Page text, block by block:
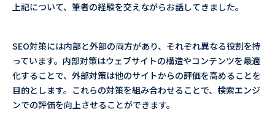
上記について、筆者の経験を交えながらお話してきました。
SEO対策には内部と外部の両方があり、それぞれ異なる役割を持
っています。内部対策はウェブサイトの構造やコンテンツを最適
化することで、外部対策は他のサイトからの評価を高めることを
目的とします。これらの対策を組み合わせることで、検索エンジ
ンでの評価を向上させることができます。